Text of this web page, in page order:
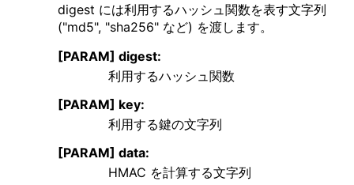
digest には利用するハッシュ関数を表す文字列
("md5", "sha256" など) を渡します。
[PARAM] digest:
利用するハッシュ関数
[PARAM] key:
利用する鍵の文字列
[PARAM] data:
HMAC を計算する文字列